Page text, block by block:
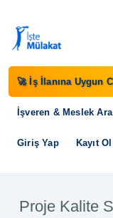
🚀 İş İlanına Uygun
İşveren & Meslek Ara
Giriş Yap Kayıt Ol
Proje Kalite